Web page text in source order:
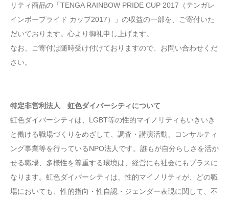
リティ商品の「TENGA RAINBOW PRIDE CUP 2017（テンガレ
インボープライド カップ2017）」の収益の一部を、ご寄付いた
だいております。心より御礼申し上げます。
なお、ご寄付は随時受け付けておりますので、お問い合わせくだ
さい。
特定非営利法人 虹色ダイバーシティについて
虹色ダイバーシティは、LGBT等の性的マイノリティもいきいき
と働ける職場づくりをめざして、調査・講演活動、コンサルティ
ング事業等を行っているNPO法人です。誰もが自分らしさを活か
せる職場、多様性を尊重する環境は、経営にも社会にもプラスに
なります。虹色ダイバーシティは、性的マイノリティが、どの職
場においても、性的指向・性自認・ジェンダー表現に関して、不